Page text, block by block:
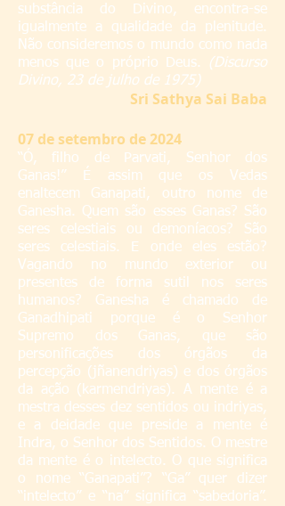
substância do Divino, encontra-se
igualmente a qualidade da plenitude.
Não consideremos o mundo como nada
menos que o próprio Deus.
(Discurso
Divino, 23 de julho de 1975)
Sri Sathya Sai Baba
07 de setembro de 2024
“Ó, filho de Parvati, Senhor dos
Ganas!” É assim que os Vedas
enaltecem Ganapati, outro nome de
Ganesha. Quem são esses Ganas? São
seres celestiais ou demoníacos? São
seres celestiais. E onde eles estão?
Vagando no mundo exterior ou
presentes de forma sutil nos seres
humanos? Ganesha é chamado de
Ganadhipati porque é o Senhor
Supremo dos Ganas, que são
personificações dos órgãos da
percepção (jñanendriyas) e dos órgãos
da ação (karmendriyas). A mente é a
mestra desses dez sentidos ou indriyas,
e a deidade que preside a mente é
Indra, o Senhor dos Sentidos. O mestre
da mente é o intelecto. O que significa
o nome “Ganapati”? “Ga” quer dizer
“intelecto” e “na” significa “sabedoria”.